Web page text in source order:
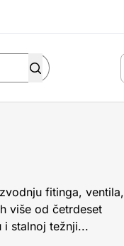
fitinga, ventila,
više od četrdeset
i stalnoj težnji...